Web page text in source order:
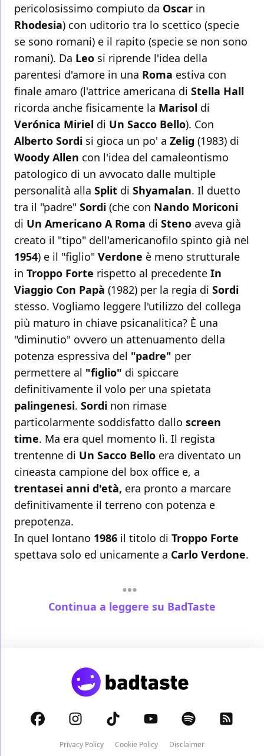
pericolosissimo compiuto da Oscar in
Rhodesia) con uditorio tra lo scettico (specie
se sono romani) e il rapito (specie se non sono
romani). Da Leo si riprende l'idea della
parentesi d'amore in una Roma estiva con
finale amaro (l'attrice americana di Stella Hall
ricorda anche fisicamente la Marisol di
Verónica Miriel di Un Sacco Bello). Con
Alberto Sordi si gioca un po' a Zelig (1983) di
Woody Allen con l'idea del camaleontismo
patologico di un avvocato dalle multiple
personalità alla Split di Shyamalan. Il duetto
tra il "padre" Sordi (che con Nando Moriconi
di Un Americano A Roma di Steno aveva già
creato il "tipo" dell'americanofilo spinto già nel
1954) e il "figlio" Verdone è meno strutturale
in Troppo Forte rispetto al precedente In
Viaggio Con Papà (1982) per la regia di Sordi
stesso. Vogliamo leggere l'utilizzo del collega
più maturo in chiave psicanalitica? È una
"diminutio" ovvero un attenuamento della
potenza espressiva del "padre" per
permettere al "figlio" di spiccare
definitivamente il volo per una spietata
palingenesi. Sordi non rimase
particolarmente soddisfatto dallo screen
time. Ma era quel momento lì. Il regista
trentenne di Un Sacco Bello era diventato un
cineasta campione del box office e, a
trentasei anni d'età, era pronto a marcare
definitivamente il terreno con potenza e
prepotenza.
In quel lontano 1986 il titolo di Troppo Forte
spettava solo ed unicamente a Carlo Verdone.
Continua a leggere su BadTaste
Privacy Policy Cookie Policy Disclaimer